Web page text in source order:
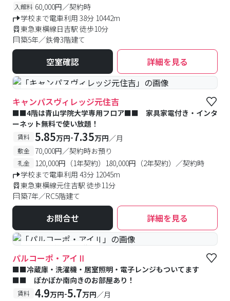
入館料 60,000円／契約時
学校まで電車利用 38分 10442m
東急東横線日吉駅 徒歩10分
築5年／鉄骨3階建て
空室確認 詳細を見る
#女性専用フロアあり
キャンパスヴィレッジ元住吉
■■4階は青山学院大学専用フロア■■ 家具家電付き・インタ
ーネット無料で使い放題！
賃料 5.85万円-7.35万円／月
敷金 70,000円／契約時お預り
礼金
120,000円（1年契約）180,000円（2年契約）／契約時
学校まで電車利用 43分 12045m
東急東横線元住吉駅 徒歩11分
築7年／RC5階建て
お問合せ 詳細を見る
#予約受付中 #空室待ち
パルコーポ・アイⅡ
■■冷蔵庫・洗濯機・居室照明・電子レンジもついてます
■■ ぽかぽか南向きのお部屋あり！
賃料 4.9万円-5.7万円／月